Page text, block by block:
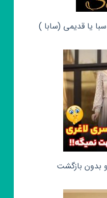
سبا یا قدیمی (سابا )
بازگشت